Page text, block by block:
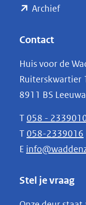
Archief(opent
naar
een
Contact
Huis voor de
Ruiterskwartier
8911 BS
T 058 -
T 058-2339016
E
Stel je vraag